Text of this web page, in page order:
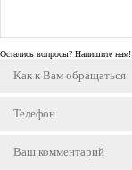
Остались вопросы? Напишите нам!